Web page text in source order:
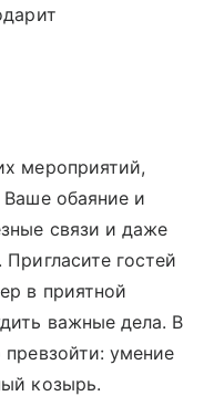
мероприятий,
обаяние и
связи и даже
гостей
в приятной
важные дела. В
умение
козырь.